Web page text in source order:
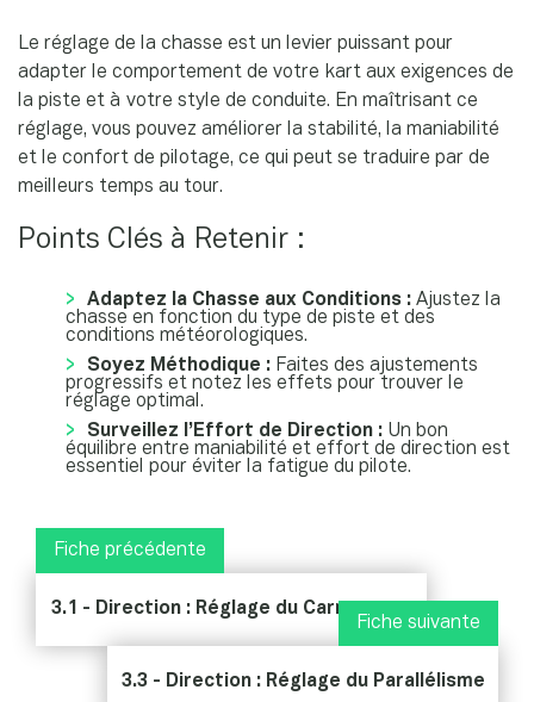
Le réglage de la chasse est un levier puissant pour
adapter le comportement de votre kart aux exigences de
la piste et à votre style de conduite. En maîtrisant ce
réglage, vous pouvez améliorer la stabilité, la maniabilité
et le confort de pilotage, ce qui peut se traduire par de
meilleurs temps au tour.
Points Clés à Retenir :
Adaptez la Chasse aux Conditions : Ajustez la
chasse en fonction du type de piste et des
conditions météorologiques.
Soyez Méthodique : Faites des ajustements
progressifs et notez les effets pour trouver le
réglage optimal.
Surveillez l’Effort de Direction : Un bon
équilibre entre maniabilité et effort de direction est
essentiel pour éviter la fatigue du pilote.
Fiche précédente
3.1 - Direction : Réglage du Carrossage
Fiche suivante
3.3 - Direction : Réglage du Parallélisme